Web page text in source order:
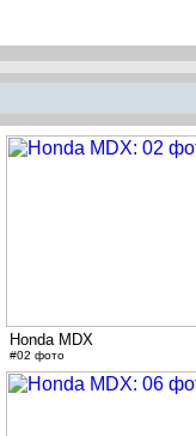
Honda MDX
#02 фото